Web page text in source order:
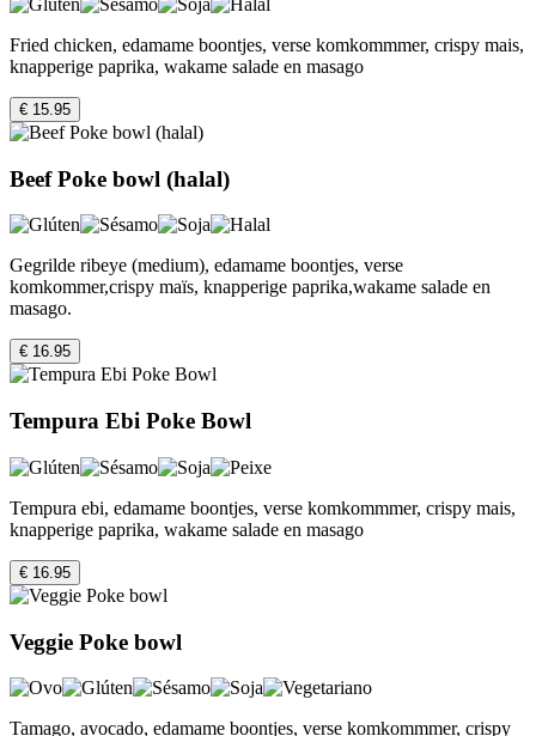
Fried chicken, edamame boontjes, verse komkommmer, crispy mais,
knapperige paprika, wakame salade en masago
€ 15.95
Beef Poke bowl (halal)
Gegrilde ribeye (medium), edamame boontjes, verse
komkommer,crispy maïs, knapperige paprika,wakame salade en
masago.
€ 16.95
Tempura Ebi Poke Bowl
Tempura ebi, edamame boontjes, verse komkommmer, crispy mais,
knapperige paprika, wakame salade en masago
€ 16.95
Veggie Poke bowl
Tamago, avocado, edamame boontjes, verse komkommmer, crispy